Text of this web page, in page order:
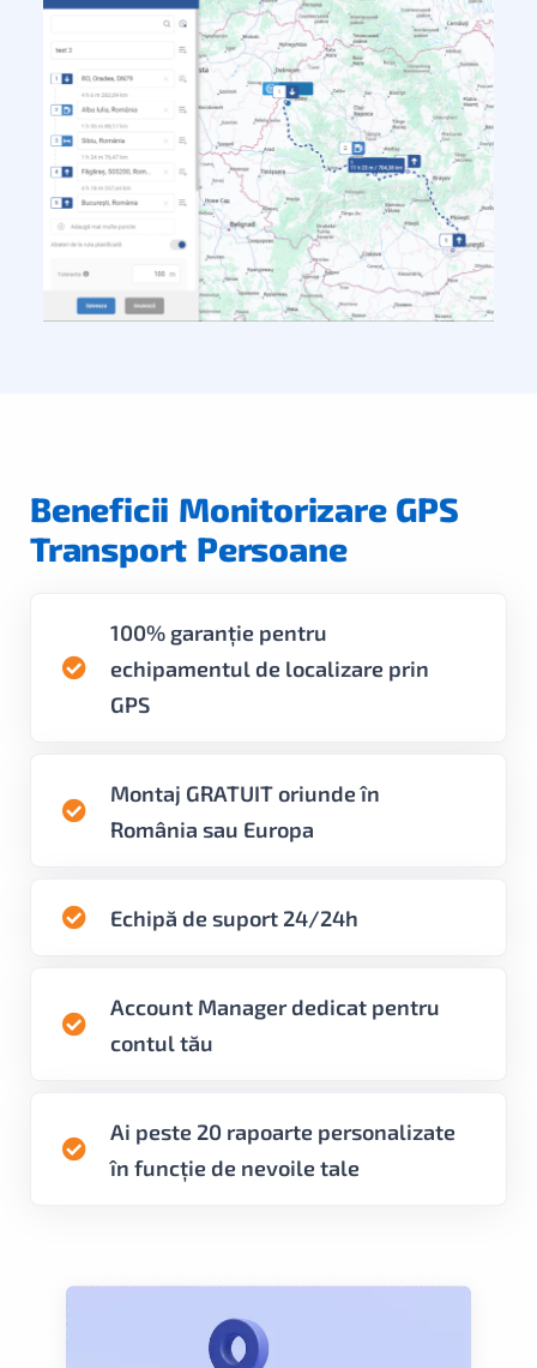
Beneficii Monitorizare GPS
Transport Persoane
100% garanție pentru
echipamentul de localizare prin
GPS
Montaj GRATUIT oriunde în
România sau Europa
Echipă de suport 24/24h
Account Manager dedicat pentru
contul tău
Ai peste 20 rapoarte personalizate
în funcție de nevoile tale